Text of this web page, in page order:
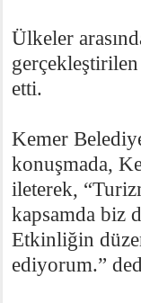
Ülkeler
etti.
Kemer
konuşmada,
ileterek,
kapsamda biz
Etkinliğin
ediyorum.”